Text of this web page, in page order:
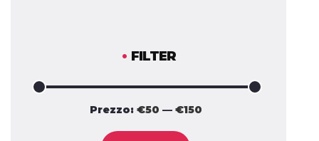
FILTER
Prezzo: €50 — €150